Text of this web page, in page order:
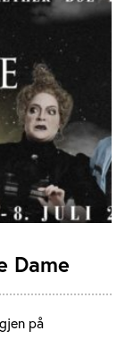
Dame
på